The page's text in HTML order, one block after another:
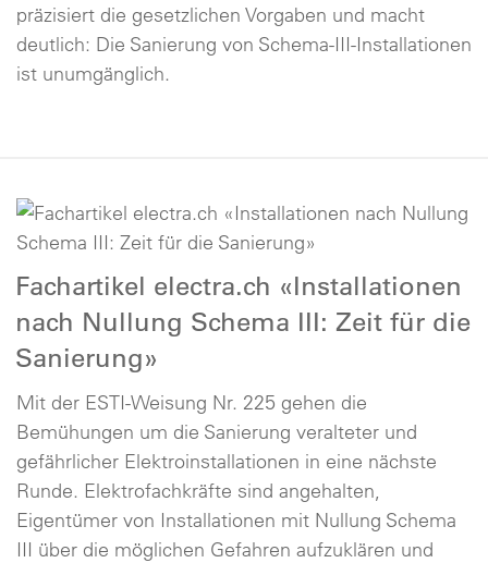
präzisiert die gesetzlichen Vorgaben und macht
deutlich: Die Sanierung von Schema-III-Installationen
ist unumgänglich.
Fachartikel electra.ch «Installationen
nach Nullung Schema III: Zeit für die
Sanierung»
Mit der ESTI-Weisung Nr. 225 gehen die
Bemühungen um die Sanierung veralteter und
gefährlicher Elektroinstallationen in eine nächste
Runde. Elektrofachkräfte sind angehalten,
Eigentümer von Installationen mit Nullung Schema
III über die möglichen Gefahren aufzuklären und